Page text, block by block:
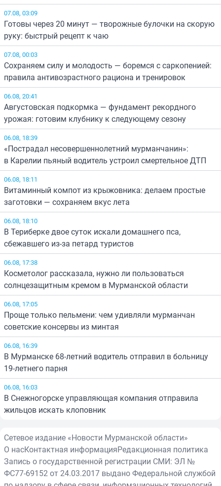
07.08, 03:09
Готовы через 20 минут — творожные булочки на скорую
руку: быстрый рецепт к чаю
07.08, 00:03
Сохраняем силу и молодость — боремся с саркопенией:
правила антивозрастного рациона и тренировок
06.08, 20:41
Августовская подкормка — фундамент рекордного
урожая: готовим клубнику к следующему сезону
06.08, 18:39
«Пострадал несовершеннолетний мурманчанин»:
в Карелии пьяный водитель устроил смертельное ДТП
06.08, 18:11
Витаминный компот из крыжовника: делаем простые
заготовки — сохраняем вкус лета
06.08, 18:10
В Териберке двое суток искали домашнего пса,
сбежавшего из-за петард туристов
06.08, 17:38
Косметолог рассказала, нужно ли пользоваться
солнцезащитным кремом в Мурманской области
06.08, 17:05
Проще только пельмени: чем удивляли мурманчан
советские консервы из минтая
06.08, 16:39
В Мурманске 68-летний водитель отправил в больницу
19-летнего парня
06.08, 16:03
В Снежногорске управляющая компания отправила
жильцов искать клоповник
Сетевое издание «Новости Мурманской области»
О насКонтактная информацияРедакционная политика
Запись о государственной регистрации СМИ: ЭЛ №
ФС77-69152 от 24.03.2017 выдано Федеральной службой